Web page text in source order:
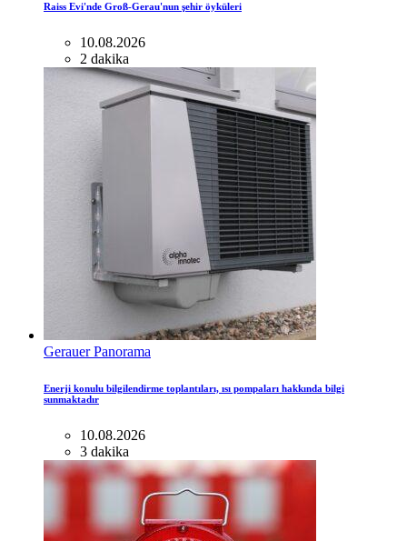
Raiss Evi'nde Groß-Gerau'nun şehir öyküleri
10.08.2026
2 dakika
Gerauer Panorama
Enerji konulu bilgilendirme toplantıları, ısı pompaları hakkında bilgi
sunmaktadır
10.08.2026
3 dakika